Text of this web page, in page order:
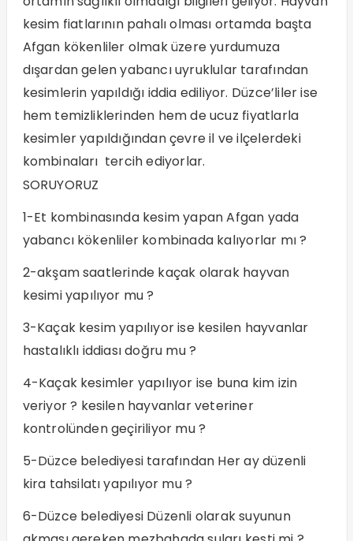
kesim fiatlarının pahalı olması ortamda başta
Afgan kökenliler olmak üzere yurdumuza
dışardan gelen yabancı uyruklular tarafından
kesimlerin yapıldığı iddia ediliyor. Düzce’liler ise
hem temizliklerinden hem de ucuz fiyatlarla
kesimler yapıldığından çevre il ve ilçelerdeki
kombinaları tercih ediyorlar.
SORUYORUZ
1-Et kombinasında kesim yapan Afgan yada
yabancı kökenliler kombinada kalıyorlar mı ?
2-akşam saatlerinde kaçak olarak hayvan
kesimi yapılıyor mu ?
3-Kaçak kesim yapılıyor ise kesilen hayvanlar
hastalıklı iddiası doğru mu ?
4-Kaçak kesimler yapılıyor ise buna kim izin
veriyor ? kesilen hayvanlar veteriner
kontrolünden geçiriliyor mu ?
5-Düzce belediyesi tarafından Her ay düzenli
kira tahsilatı yapılıyor mu ?
6-Düzce belediyesi Düzenli olarak suyunun